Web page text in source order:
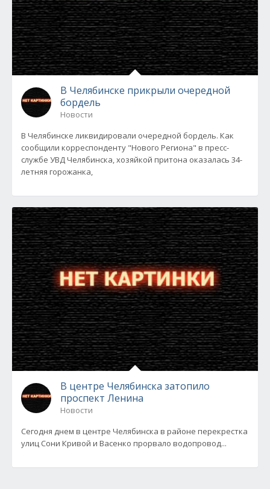
В Челябинске прикрыли очередной
бордель
Новости
В Челябинске ликвидировали очередной бордель. Как
сообщили корреспонденту "Нового Региона" в пресс-
службе УВД Челябинска, хозяйкой притона оказалась 34-
летняя горожанка,
В центре Челябинска затопило
проспект Ленина
Новости
Сегодня днем в центре Челябинска в районе перекрестка
улиц Сони Кривой и Васенко прорвало водопровод...